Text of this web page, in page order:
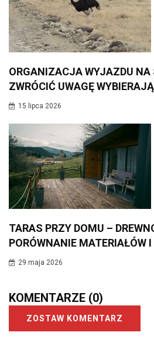
ORGANIZACJA WYJAZDU NA
ZWRÓCIĆ UWAGĘ
15 lipca 2026
TARAS PRZY DOMU –
PORÓWNANIE MATERIAŁÓW
29 maja 2026
KOMENTARZE (0)
ZOSTAW KOMENTARZ